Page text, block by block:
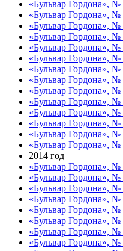
«Бульвар Гордона»,
«Бульвар Гордона»,
«Бульвар Гордона»,
«Бульвар Гордона», №
«Бульвар Гордона»,
«Бульвар Гордона», №
«Бульвар Гордона», №
«Бульвар Гордона», №
«Бульвар Гордона», №
«Бульвар Гордона», №
«Бульвар Гордона», №
«Бульвар Гордона», №
«Бульвар Гордона», №
«Бульвар Гордона», №
2014 год
«Бульвар Гордона», №
«Бульвар Гордона», №
«Бульвар Гордона», №
«Бульвар Гордона», №
«Бульвар Гордона», №
«Бульвар Гордона», №
«Бульвар Гордона», №
«Бульвар Гордона», №